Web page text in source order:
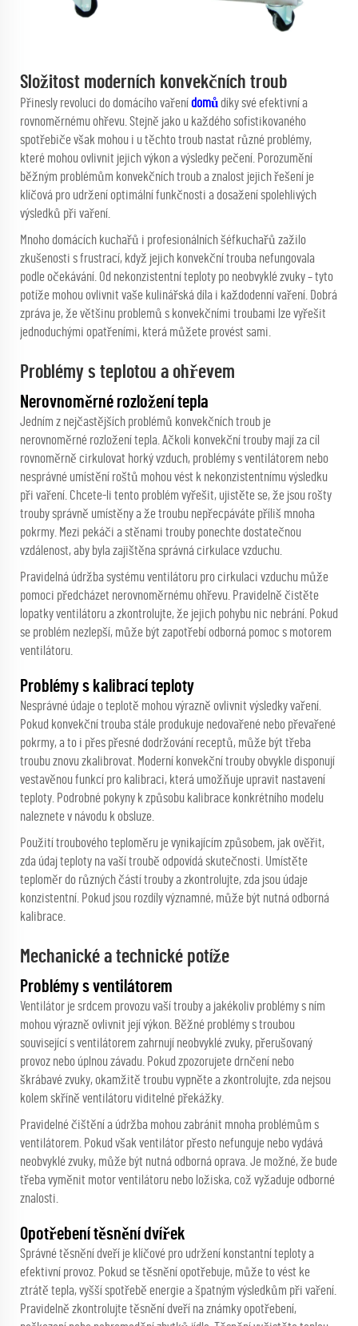
Složitost moderních konvekčních troub
Přinesly revoluci do domácího vařenídomůdíky své efektivní a
rovnoměrnému ohřevu. Stejně jako u každého sofistikovaného
spotřebiče však mohou i u těchto troub nastat různé problémy,
které mohou ovlivnit jejich výkon a výsledky pečení. Porozumění
běžným problémům konvekčních troub a znalost jejich řešení je
klíčová pro udržení optimální funkčnosti a dosažení spolehlivých
výsledků při vaření.
Mnoho domácích kuchařů i profesionálních šéfkuchařů zažilo
zkušenosti s frustrací, když jejich konvekční trouba nefungovala
podle očekávání. Od nekonzistentní teploty po neobvyklé zvuky – tyto
potíže mohou ovlivnit vaše kulinářská díla i každodenní vaření. Dobrá
zpráva je, že většinu problemů s konvekčními troubami lze vyřešit
jednoduchými opatřeními, která můžete provést sami.
Problémy s teplotou a ohřevem
Nerovnoměrné rozložení tepla
Jedním z nejčastějších problémů konvekčních troub je
nerovnoměrné rozložení tepla. Ačkoli konvekční trouby mají za cíl
rovnoměrně cirkulovat horký vzduch, problémy s ventilátorem nebo
nesprávné umístění roštů mohou vést k nekonzistentnímu výsledku
při vaření. Chcete-li tento problém vyřešit, ujistěte se, že jsou rošty
trouby správně umístěny a že troubu nepřecpáváte příliš mnoha
pokrmy. Mezi pekáči a stěnami trouby ponechte dostatečnou
vzdálenost, aby byla zajištěna správná cirkulace vzduchu.
Pravidelná údržba systému ventilátoru pro cirkulaci vzduchu může
pomoci předcházet nerovnoměrnému ohřevu. Pravidelně čistěte
lopatky ventilátoru a zkontrolujte, že jejich pohybu nic nebrání. Pokud
se problém nezlepší, může být zapotřebí odborná pomoc s motorem
ventilátoru.
Problémy s kalibrací teploty
Nesprávné údaje o teplotě mohou výrazně ovlivnit výsledky vaření.
Pokud konvekční trouba stále produkuje nedovařené nebo převařené
pokrmy, a to i přes přesné dodržování receptů, může být třeba
troubu znovu zkalibrovat. Moderní konvekční trouby obvykle disponují
vestavěnou funkcí pro kalibraci, která umožňuje upravit nastavení
teploty. Podrobné pokyny k způsobu kalibrace konkrétního modelu
naleznete v návodu k obsluze.
Použití troubového teploměru je vynikajícím způsobem, jak ověřit,
zda údaj teploty na vaší troubě odpovídá skutečnosti. Umístěte
teploměr do různých částí trouby a zkontrolujte, zda jsou údaje
konzistentní. Pokud jsou rozdíly významné, může být nutná odborná
kalibrace.
Mechanické a technické potíže
Problémy s ventilátorem
Ventilátor je srdcem provozu vaší trouby a jakékoliv problémy s ním
mohou výrazně ovlivnit její výkon. Běžné problémy s troubou
související s ventilátorem zahrnují neobvyklé zvuky, přerušovaný
provoz nebo úplnou závadu. Pokud zpozorujete drnčení nebo
škrábavé zvuky, okamžitě troubu vypněte a zkontrolujte, zda nejsou
kolem skříně ventilátoru viditelné překážky.
Pravidelné čištění a údržba mohou zabránit mnoha problémům s
ventilátorem. Pokud však ventilátor přesto nefunguje nebo vydává
neobvyklé zvuky, může být nutná odborná oprava. Je možné, že bude
třeba vyměnit motor ventilátoru nebo ložiska, což vyžaduje odborné
znalosti.
Opotřebení těsnění dvířek
Správné těsnění dveří je klíčové pro udržení konstantní teploty a
efektivní provoz. Pokud se těsnění opotřebuje, může to vést ke
ztrátě tepla, vyšší spotřebě energie a špatným výsledkům při vaření.
Pravidelně zkontrolujte těsnění dveří na známky opotřebení,